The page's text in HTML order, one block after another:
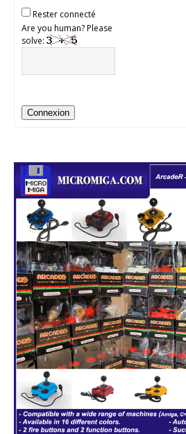
Rester connecté
Are you human? Please
solve:
Connexion